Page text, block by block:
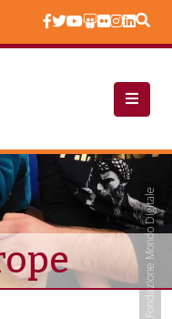
Fondazione Mondo Digitale